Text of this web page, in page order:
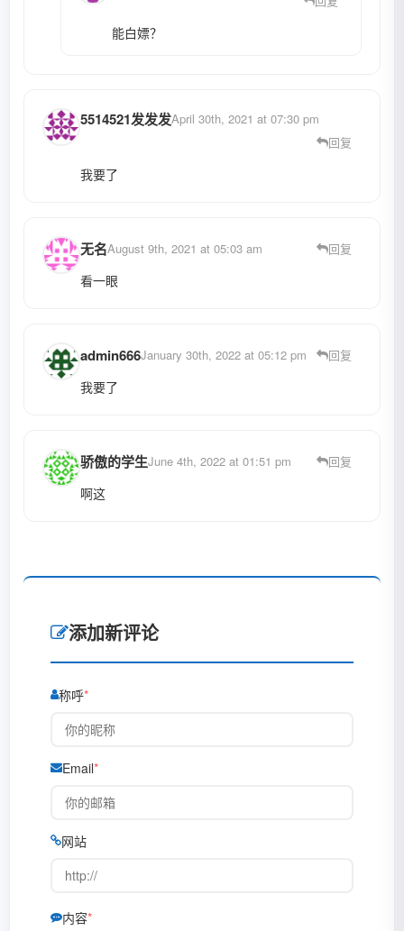
能白嫖？
5514521发发发April 30th, 2021 at 07:30 pm
回复
我要了
无名August 9th, 2021 at 05:03 am 回复
看一眼
admin666January 30th, 2022 at 05:12 pm 回复
我要了
骄傲的学生June 4th, 2022 at 01:51 pm 回复
啊这
添加新评论
称呼
Email
网站
内容